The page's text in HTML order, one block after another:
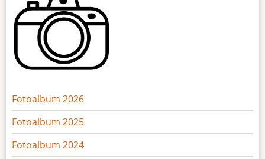
Fotoalbum 2026
Fotoalbum 2025
Fotoalbum 2024